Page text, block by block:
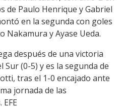
de Paulo Henrique y Gabriel
en la segunda con goles
Nakamura y Ayase Ueda.
después de una victoria
(0-5) y es la segunda de
tras el 1-0 encajado ante
jornada de las